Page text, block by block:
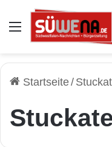
Auswahl
Startseite/